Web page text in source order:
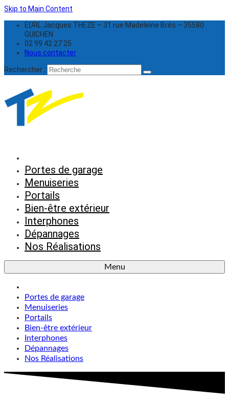
Skip to Main Content
EURL Jacques THEZE – 31 rue Madeleine Brès – 35580
GUICHEN
02 99 42 27 25
Nous contacter
Rechercher :
Portes de garage
Menuiseries
Portails
Bien-être extérieur
Interphones
Dépannages
Nos Réalisations
Menu
Portes de garage
Menuiseries
Portails
Bien-être extérieur
Interphones
Dépannages
Nos Réalisations